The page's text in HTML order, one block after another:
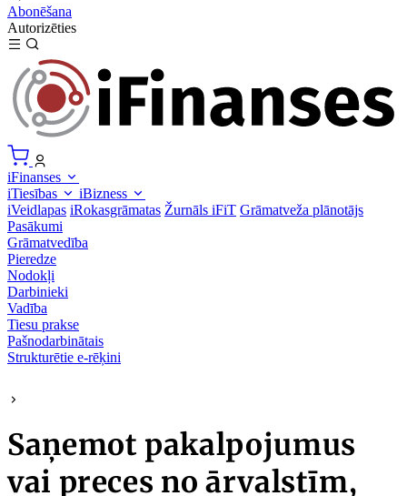
Abonēšana
Autorizēties
iFinanses
iTiesības
iBizness
iVeidlapas iRokasgrāmatas Žurnāls iFiT Grāmatveža plānotājs
Pasākumi
Grāmatvedība
Pieredze
Nodokļi
Darbinieki
Vadība
Tiesu prakse
Pašnodarbinātais
Strukturētie e-rēķini
Saņemot pakalpojumus
vai preces no ārvalstīm,